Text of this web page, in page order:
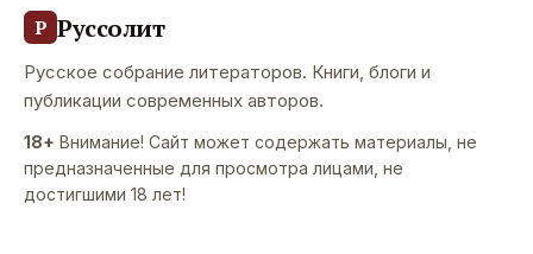
Р Руссолит
Русское собрание литераторов. Книги, блоги и
публикации современных авторов.
18+ Внимание! Сайт может содержать материалы, не
предназначенные для просмотра лицами, не
достигшими 18 лет!